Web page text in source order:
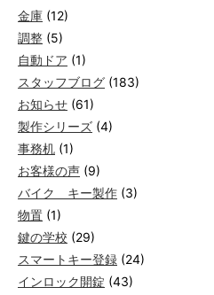
金庫 (12)
調整 (5)
自動ドア (1)
スタッフブログ (183)
お知らせ (61)
製作シリーズ (4)
事務机 (1)
お客様の声 (9)
バイク キー製作 (3)
物置 (1)
鍵の学校 (29)
スマートキー登録 (24)
インロック開錠 (43)